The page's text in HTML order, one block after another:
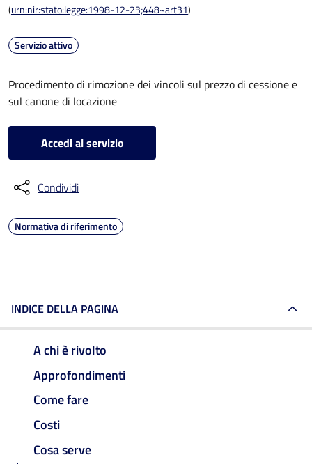
(urn:nir:stato:legge:1998-12-23;448~art31)
Servizio attivo
Procedimento di rimozione dei vincoli sul prezzo di cessione e
sul canone di locazione
Accedi al servizio
Condividi
Normativa di riferimento
INDICE DELLA PAGINA
A chi è rivolto
Approfondimenti
Come fare
Costi
Cosa serve